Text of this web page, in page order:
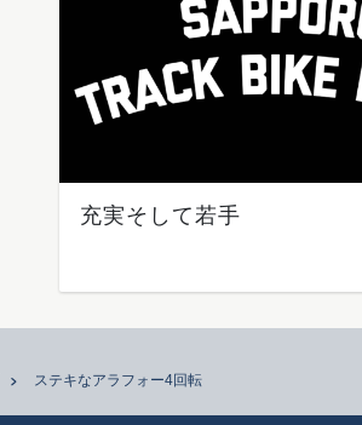
充実そして若手
ステキなアラフォー4回転